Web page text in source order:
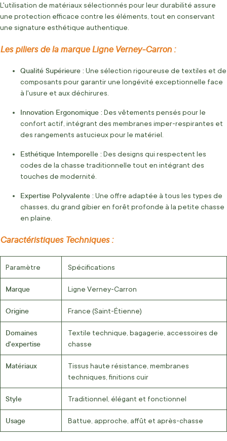
L'utilisation de matériaux sélectionnés pour leur durabilité assure
une protection efficace contre les éléments, tout en conservant
une signature esthétique authentique.
Les piliers de la marque Ligne Verney-Carron :
Qualité Supérieure : Une sélection rigoureuse de textiles et de
composants pour garantir une longévité exceptionnelle face
à l'usure et aux déchirures.
Innovation Ergonomique : Des vêtements pensés pour le
confort actif, intégrant des membranes imper-respirantes et
des rangements astucieux pour le matériel.
Esthétique Intemporelle : Des designs qui respectent les
codes de la chasse traditionnelle tout en intégrant des
touches de modernité.
Expertise Polyvalente : Une offre adaptée à tous les types de
chasses, du grand gibier en forêt profonde à la petite chasse
en plaine.
Caractéristiques Techniques :
Paramètre Spécifications
Marque Ligne Verney-Carron
Origine France (Saint-Étienne)
Domaines
d'expertise
Textile technique, bagagerie, accessoires de
chasse
Matériaux
Tissus haute résistance, membranes
techniques, finitions cuir
Style Traditionnel, élégant et fonctionnel
Usage Battue, approche, affût et après-chasse